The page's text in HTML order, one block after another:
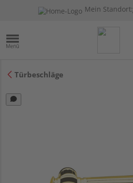
Mein Standort:
Türbeschläge